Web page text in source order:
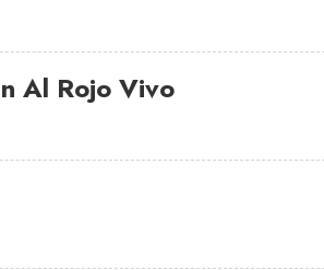
Al Rojo Vivo